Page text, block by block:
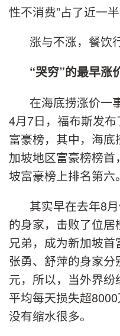
性不消费”占了近一半
涨与不涨，餐饮
“哭穷”的最早涨
在海底捞涨价一
4月7日，福布斯发
富豪榜，其中，海
加坡地区富豪榜榜
坡富豪榜上排名第六。
其实早在去年8
的身家，击败了位
兄弟，成为新加坡首
张勇、舒萍的身家
元，所以，当外界
平均每天损失超
没有缩水很多。